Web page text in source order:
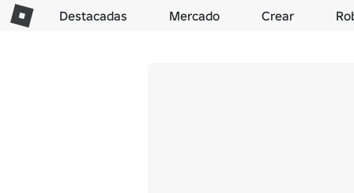
Destacadas Mercado Crear